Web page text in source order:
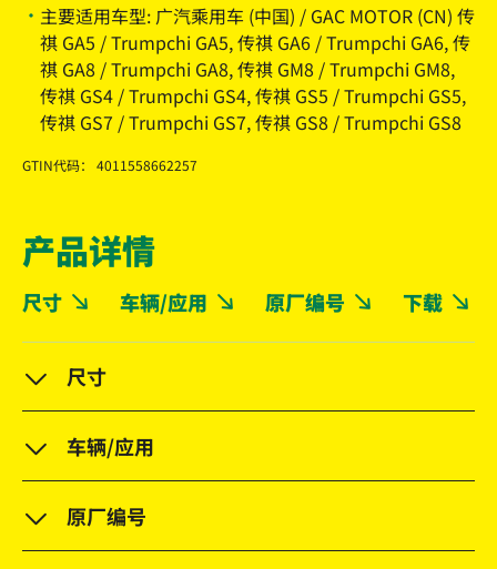
主要适用车型: 广汽乘用车 (中国) / GAC MOTOR (CN) 传
祺 GA5 / Trumpchi GA5, 传祺 GA6 / Trumpchi GA6, 传
祺 GA8 / Trumpchi GA8, 传祺 GM8 / Trumpchi GM8,
传祺 GS4 / Trumpchi GS4, 传祺 GS5 / Trumpchi GS5,
传祺 GS7 / Trumpchi GS7, 传祺 GS8 / Trumpchi GS8
GTIN代码： 4011558662257
产品详情
尺寸 车辆/应用 原厂编号 下载
尺寸
车辆/应用
原厂编号